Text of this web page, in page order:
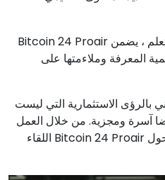
مع التركيز الثابت على تقدم المتعلم ، يضمن Bitcoin 24 Proair
المعرفة وملاءمتها على
بالرؤى الاستثمارية التي ليست
آسرة ومجزية. من خلال العمل
كوسيط بين الطالب والمعلم ، يحول Bitcoin 24 Proair اللقاء